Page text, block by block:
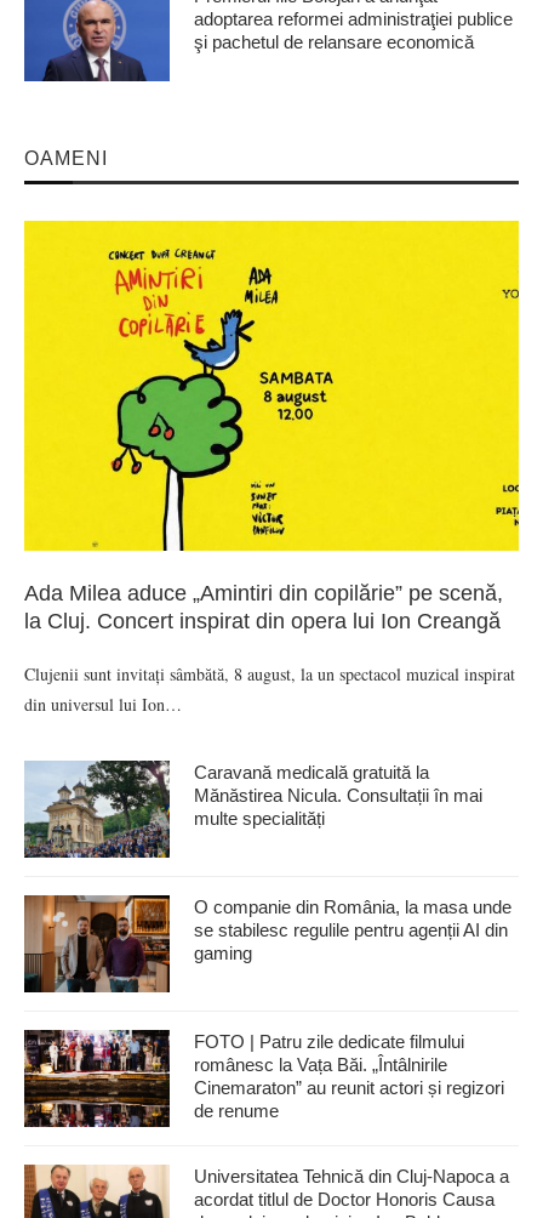
adoptarea reformei administraţiei publice
şi pachetul de relansare economică
OAMENI
Ada Milea aduce „Amintiri din copilărie” pe scenă,
la Cluj. Concert inspirat din opera lui Ion Creangă
Clujenii sunt invitați sâmbătă, 8 august, la un spectacol muzical inspirat
din universul lui Ion…
Caravană medicală gratuită la
Mănăstirea Nicula. Consultații în mai
multe specialități
O companie din România, la masa unde
se stabilesc regulile pentru agenții AI din
gaming
FOTO | Patru zile dedicate filmului
românesc la Vața Băi. „Întâlnirile
Cinemaraton” au reunit actori și regizori
de renume
Universitatea Tehnică din Cluj-Napoca a
acordat titlul de Doctor Honoris Causa